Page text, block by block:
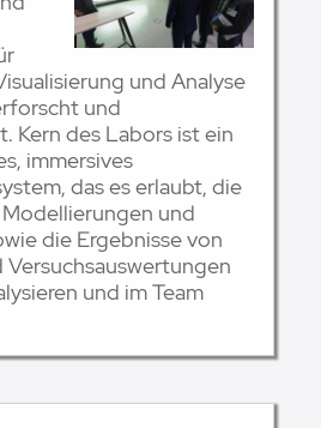
und Analyse
und
Kern des Labors ist ein
immersives
das es erlaubt, die
und
die Ergebnisse von
Versuchsauswertungen
und im Team